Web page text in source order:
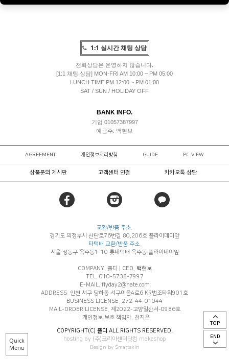
Quick
Menu
TOP
END
1:1 실시간 채팅 상담
전화상담은 운영하지 않습니다.
[1:1 채팅 상담] MON-FRI AM 10:00 ~ PM 05:00
LUNCH TIME PM 12:00 ~ PM 01:00
SAT / SUN / HOLIDAY OFF
BANK INFO.
기업 01057387997
예금주: 백현보
AGREEMENT 개인정보처리방침 GUIDE PC VIEW
상품문의 게시판 고객센터 연결 카카오톡 상담
교환/반품 주소.
경기도 의정부시 산단로76번길 80,206호 플라이데이앞
타택배 교환/반품 주소.
서울 성동구 옥수동1-10 롯데택배 옥수동 플라이데이앞
COMPANY. 플디 CEO.
백현보
TEL. 010-5738-7997
E-MAIL. flyday2@nate.com
ADDRESS. 인천 서구 당하동 서구이음4로6 KR법조타워901호
BUSINESS LICENSE. 272-44-01044
MAIL-ORDER LICENSE. 제2022-고양일산서-0986호
개인정보 보호 책임자. 천지은
COPYRIGHT(C) 플디 ALL RIGHTS RESERVED.
hosting by (주)코리아센터닷컴 makeshop